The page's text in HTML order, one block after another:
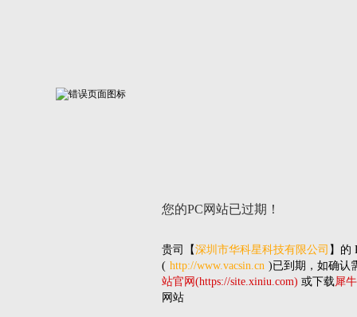
您的PC网站已过期！
贵司 【深圳市华科星科技有限公司 】的
( http://www.vacsin.cn )已到期，如确认
站官网(https://site.xiniu.com) 或下载犀
网站